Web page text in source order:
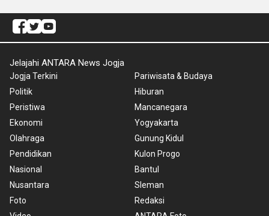
Jelajahi ANTARA News Jogja
Jogja Terkini
Politik
Peristiwa
Ekonomi
Olahraga
Pendidikan
Nasional
Nusantara
Foto
Pariwisata & Budaya
Hiburan
Mancanegara
Yogyakarta
Gunung Kidul
Kulon Progo
Bantul
Sleman
Redaksi